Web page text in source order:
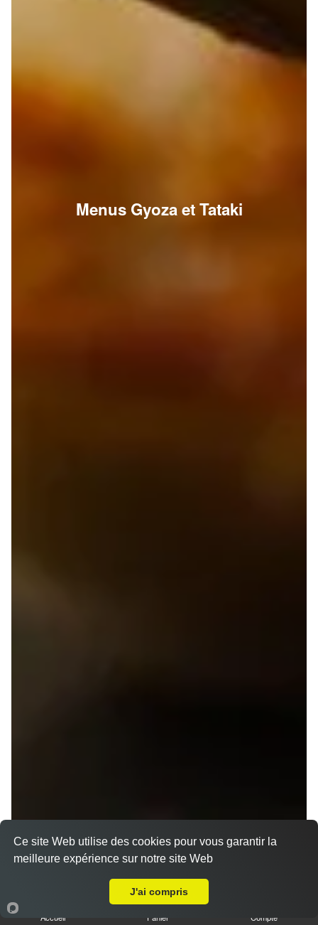
Menus Gyoza et Tataki
Accueil Panier Compte
Ce site Web utilise des cookies pour vous garantir la
meilleure expérience sur notre site Web
J'ai compris